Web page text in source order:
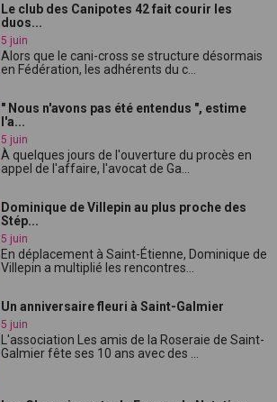
Le club des Canipotes 42 fait courir les
duos...
5 juin
Alors que le cani-cross se structure désormais
en Fédération, les adhérents du c...
" Nous n'avons pas été entendus ", estime
l'a...
5 juin
À quelques jours de l'ouverture du procès en
appel de l'affaire, l'avocat de Ga...
Dominique de Villepin au plus proche des
Stép...
5 juin
En déplacement à Saint-Étienne, Dominique de
Villepin a multiplié les rencontres...
Un anniversaire fleuri à Saint-Galmier
5 juin
L'association Les amis de la Roseraie de Saint-
Galmier fête ses 10 ans avec des ...